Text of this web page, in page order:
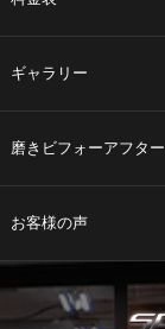
ギャラリー
磨きビフォーアフター
お客様の声